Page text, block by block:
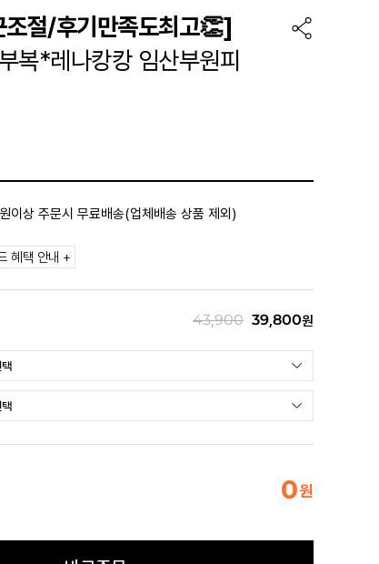
절/후기만족도최고👏]
복*레나캉캉 임산부원피
이상 주문시 무료배송(업체배송 상품 제외)
혜택 안내 +
43,900 39,800원
0원